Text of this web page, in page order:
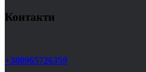
Контакти
+380965726359